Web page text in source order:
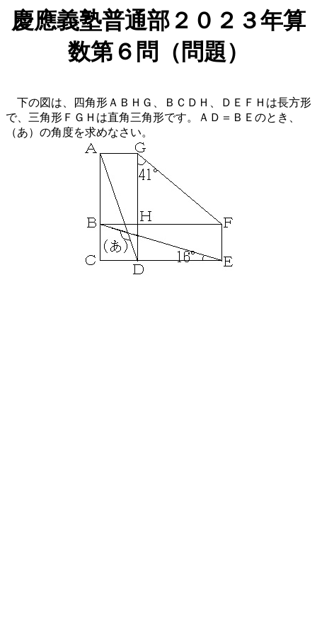
慶應義塾普通部２０２３年算
数第６問（問題）
下の図は、四角形ＡＢＨＧ、ＢＣＤＨ、ＤＥＦＨは長方形
で、三角形ＦＧＨは直角三角形です。ＡＤ＝ＢＥのとき、
（あ）の角度を求めなさい。